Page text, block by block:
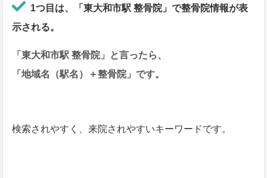
1つ目は、「東大和市駅 整骨院」で整骨院情報が表
示される。
「東大和市駅 整骨院」と言ったら、
「地域名（駅名）＋整骨院」です。
検索されやすく、来院されやすいキーワードです。